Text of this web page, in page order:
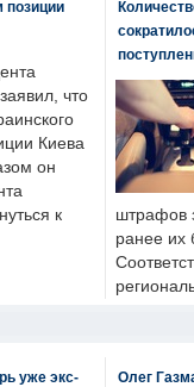
позиции
что
Киева
он
к
штрафов
ранее их
уже экс-
Олег